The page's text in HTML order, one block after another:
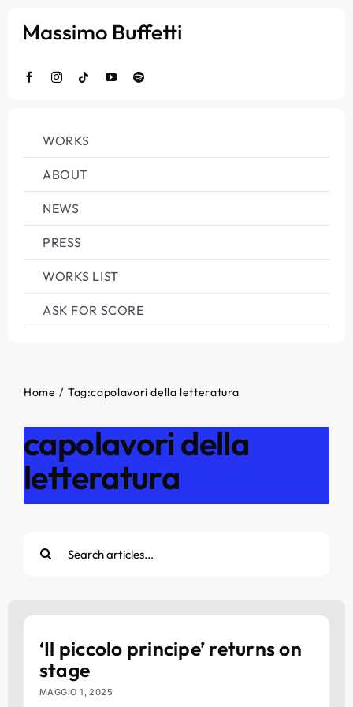
WORKS
ABOUT
NEWS
PRESS
WORKS LIST
ASK FOR SCORE
capolavori della
letteratura
Home Tag:capolavori della letteratura
per:
‘Il piccolo principe’ returns on
stage
MAGGIO 1, 2025